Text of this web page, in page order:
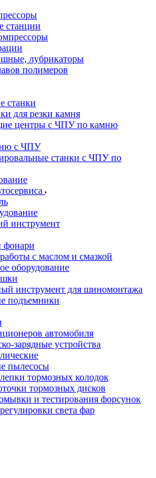
станции
лубрикаторы
полимеров
станки
для резки камня
центры с ЧПУ по камню
с ЧПУ
станки с ЧПУ по
инструмент
фонари
с маслом и смазкой
оборудование
инструмент для шиномонтажа
подъемники
автомобиля
зарядные устройства
пылесосы
тормозных колодок
тормозных дисков
и тестирования форсунок
света фар